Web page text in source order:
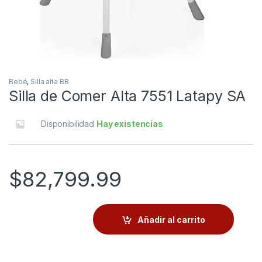
Bebé, Silla alta BB
Silla de Comer Alta 7551 Latapy SA
Disponibilidad Hay existencias
$82,799.99
Añadir al carrito